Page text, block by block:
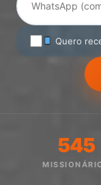
Quero
545